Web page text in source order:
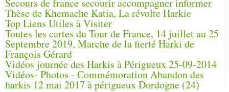
Thèse de Khemache Katia, La révolte Harkie
Top Liens Utiles à Visiter
Toutes les cartes du Tour de France, 14 juillet au 25
Septembre 2019, Marche de la fierté Harki de
François Gérard
Vidéos journée des Harkis à Périgueux 25-09-2014
Vidéos- Photos - Commémoration Abandon des
harkis 12 mai 2017 à périgueux Dordogne (24)